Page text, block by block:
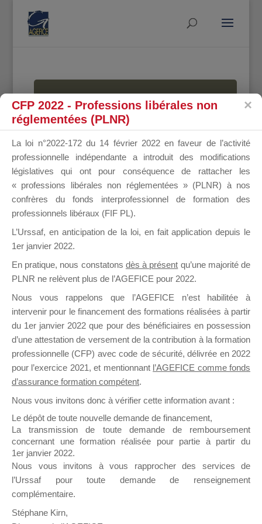
MALLETTE
DU
DIRIGEANT
Groupe Public
il y a un mois
Ce groupe est destiné aux Organismes de
Formation qui souhaitent répondre à l’Appel à
Propositions Mallette du Dirigeant.
sur lequel il est possible de laisser un message
ou poser une question.
NB : Il est nécessaire d’être
pouvoir rejoindre ce groupe
CFP 2022 - Professions libérales non
réglementées (PLNR)
La loi n°2022-172 du 14 février 2022 en faveur de l’activité
professionnelle indépendante a introduit des modifications
législatives qui ont pour conséquence de rattacher les
« professions libérales non réglementées » (PLNR) à nos
confrères du fonds interprofessionnel de formation des
professionnels libéraux (FIF PL).
L’Urssaf, en anticipation de la loi, en fait application depuis le
1er janvier 2022.
En pratique, nous constatons dès à présent qu’une majorité de
PLNR ne relèvent plus de l’AGEFICE pour 2022.
Nous vous rappelons que l’AGEFICE n’est habilitée à
intervenir pour le financement des formations réalisées à partir
du 1er janvier 2022 que pour des bénéficiaires en possession
d’une attestation de versement de la contribution à la formation
professionnelle (CFP) avec code de sécurité, délivrée en 2022
pour l’exercice 2021, et mentionnant l’AGEFICE comme fonds
d’assurance formation compétent.
Nous vous invitons donc à vérifier cette information avant :
Le dépôt de toute nouvelle demande de financement,
La transmission de toute demande de remboursement
concernant une formation réalisée pour partie à partir du
1er janvier 2022.
Nous vous invitons à vous rapprocher des services de
l’Urssaf pour toute demande de renseignement
complémentaire.
Stéphane Kirn,